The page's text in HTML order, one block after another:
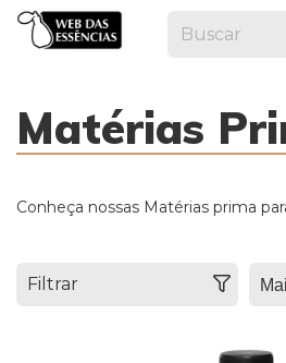
Matérias
Conheça nossas Matérias prima
Filtrar